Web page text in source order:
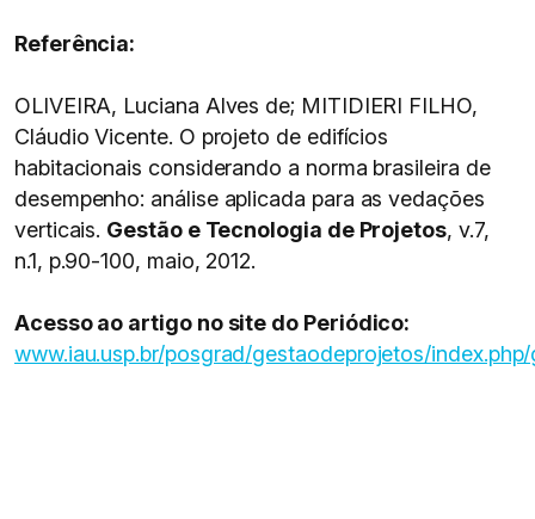
Referência:
OLIVEIRA, Luciana Alves de; MITIDIERI FILHO,
Cláudio Vicente. O projeto de edifícios
habitacionais considerando a norma brasileira de
desempenho: análise aplicada para as vedações
verticais. Gestão e Tecnologia de Projetos, v.7,
n.1, p.90-100, maio, 2012.
Acesso ao artigo no site do Periódico:
www.iau.usp.br/posgrad/gestaodeprojetos/